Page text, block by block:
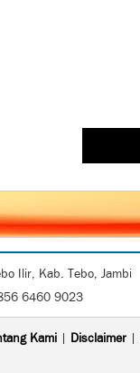
Ilir, Kab. Tebo, Jambi
6460 9023
Kami | Disclaimer |